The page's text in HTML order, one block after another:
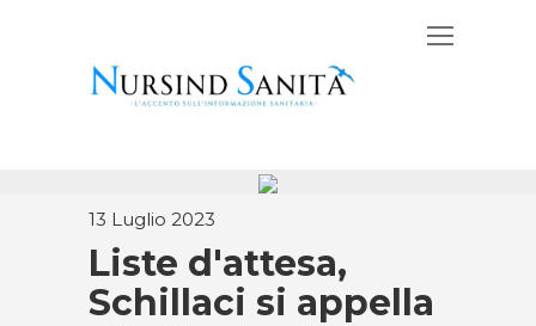
13 Luglio 2023
Liste d'attesa,
Schillaci si appella